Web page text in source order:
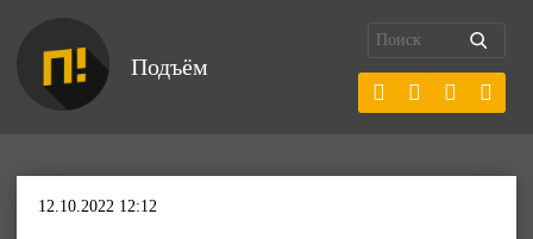
Подъём
12.10.2022 12:12